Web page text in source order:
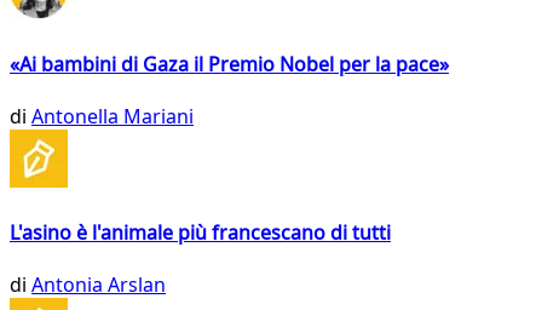
«Ai bambini di Gaza il Premio Nobel per la pace»
di Antonella Mariani
L'asino è l'animale più francescano di tutti
di Antonia Arslan